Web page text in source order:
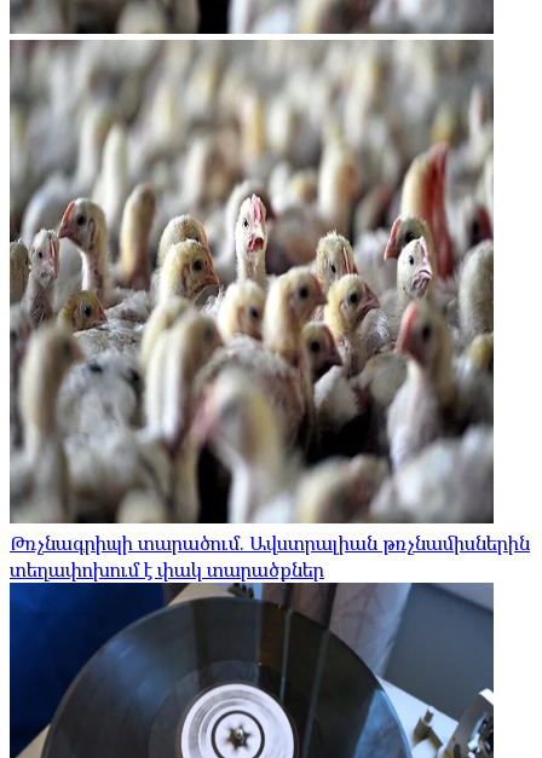
Թռչնագրիպի տարածում. Ավստրալիան թռչնամիսներին
տեղափոխում է փակ տարածքներ